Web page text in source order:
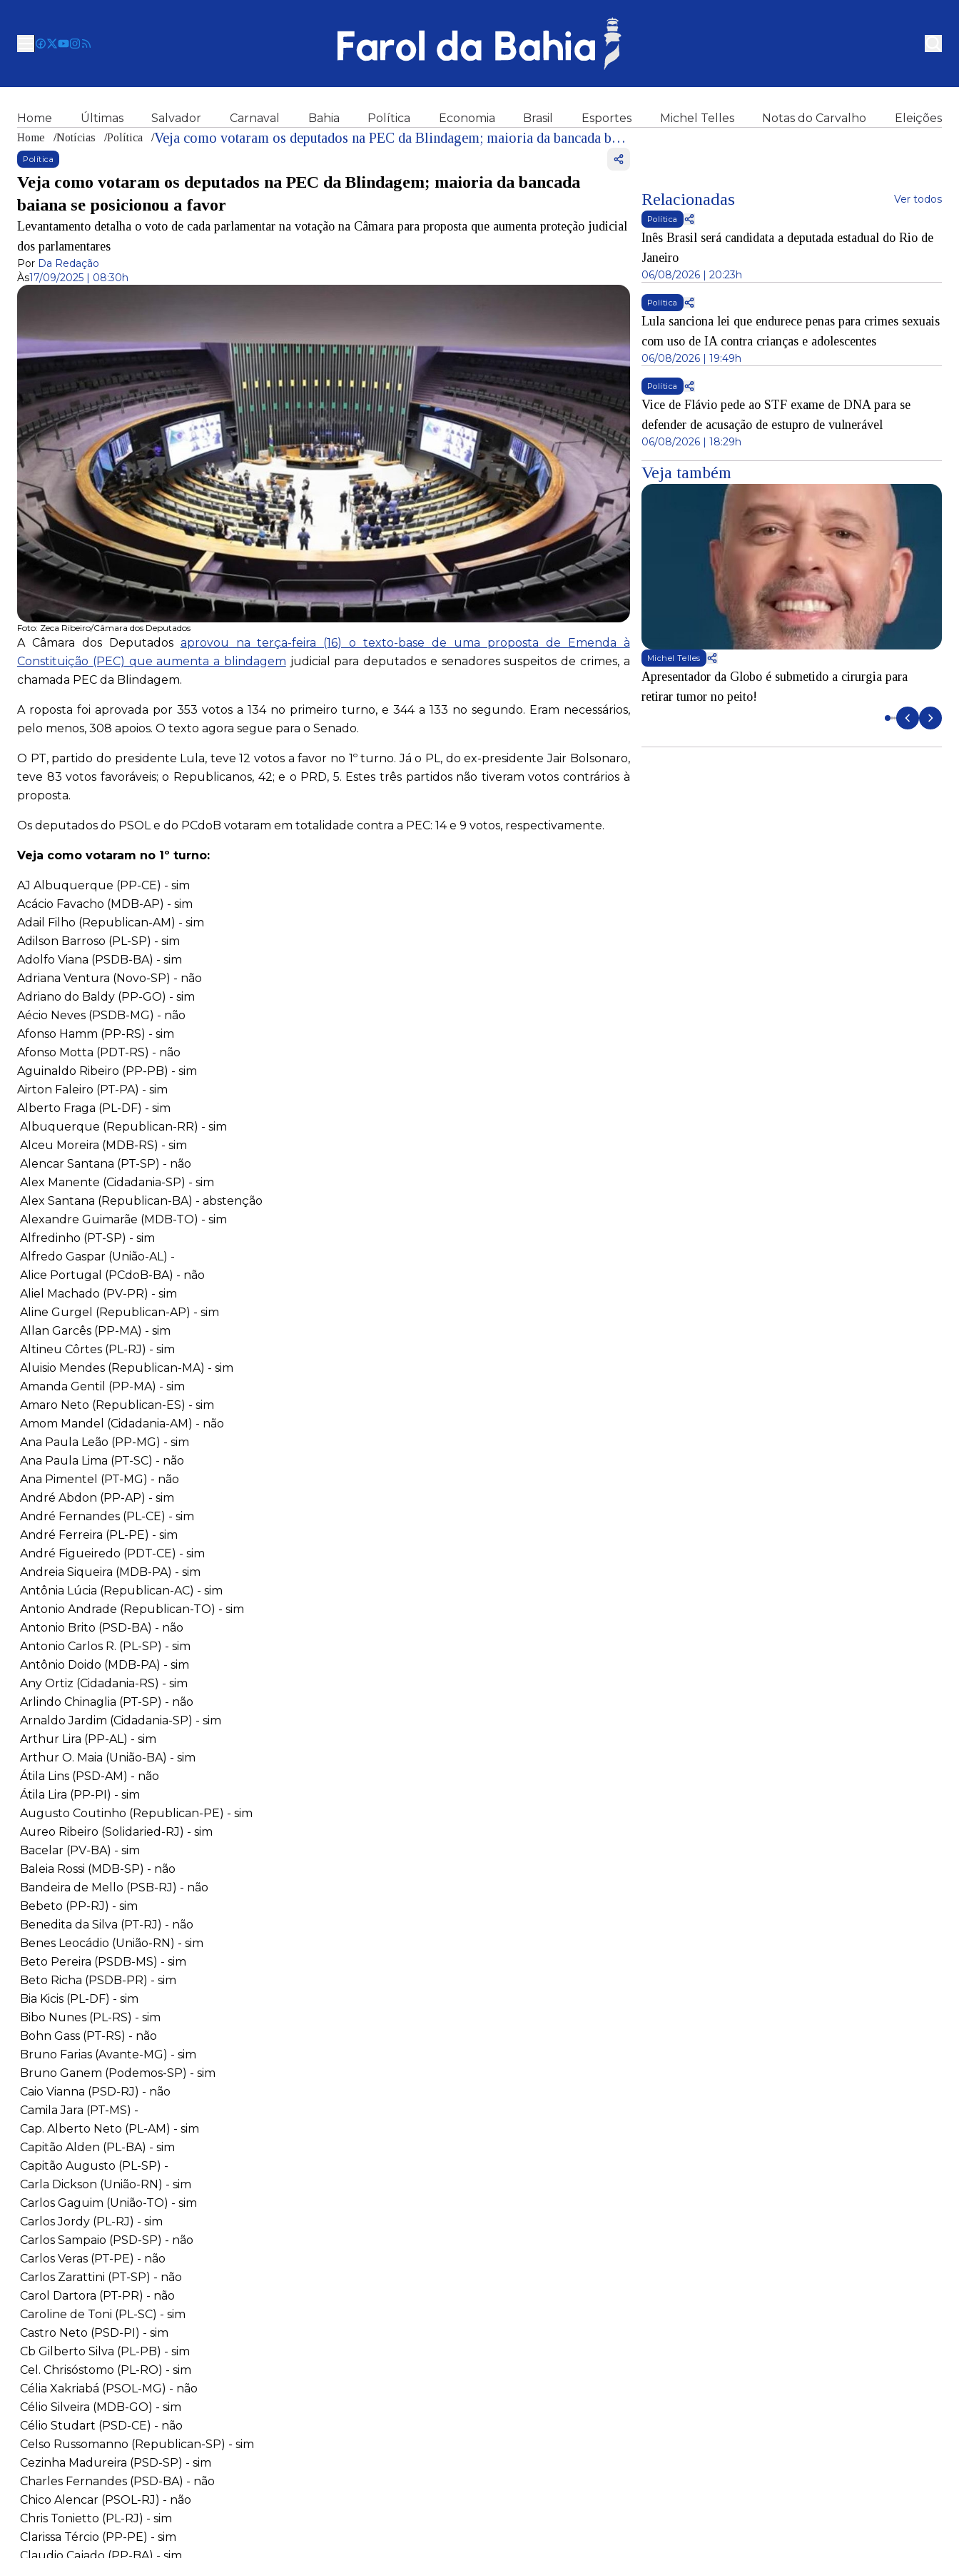
Home Últimas Salvador Carnaval Bahia Política Economia Brasil Esportes Michel Telles Notas do Carvalho Eleições
Home /Notícias /Política / Veja como votaram os deputados na PEC da Blindagem; maioria da bancada baiana se posicionou a favor
Política
Veja como votaram os deputados na PEC da Blindagem; maioria da bancada
baiana se posicionou a favor
Levantamento detalha o voto de cada parlamentar na votação na Câmara para proposta que aumenta proteção judicial
dos parlamentares
Por Da Redação
Às17/09/2025 | 08:30h
Foto: Zeca Ribeiro/Câmara dos Deputados
A Câmara dos Deputados aprovou na terça-feira (16) o texto-base de uma proposta de Emenda à
Constituição (PEC) que aumenta a blindagem judicial para deputados e senadores suspeitos de crimes, a
chamada PEC da Blindagem.
A roposta foi aprovada por 353 votos a 134 no primeiro turno, e 344 a 133 no segundo. Eram necessários,
pelo menos, 308 apoios. O texto agora segue para o Senado.
O PT, partido do presidente Lula, teve 12 votos a favor no 1º turno. Já o PL, do ex-presidente Jair Bolsonaro,
teve 83 votos favoráveis; o Republicanos, 42; e o PRD, 5. Estes três partidos não tiveram votos contrários à
proposta.
Os deputados do PSOL e do PCdoB votaram em totalidade contra a PEC: 14 e 9 votos, respectivamente.
Veja como votaram no 1º turno:
AJ Albuquerque (PP-CE) - sim
Acácio Favacho (MDB-AP) - sim
Adail Filho (Republican-AM) - sim
Adilson Barroso (PL-SP) - sim
Adolfo Viana (PSDB-BA) - sim
Adriana Ventura (Novo-SP) - não
Adriano do Baldy (PP-GO) - sim
Aécio Neves (PSDB-MG) - não
Afonso Hamm (PP-RS) - sim
Afonso Motta (PDT-RS) - não
Aguinaldo Ribeiro (PP-PB) - sim
Airton Faleiro (PT-PA) - sim
Alberto Fraga (PL-DF) - sim
Albuquerque (Republican-RR) - sim
Alceu Moreira (MDB-RS) - sim
Alencar Santana (PT-SP) - não
Alex Manente (Cidadania-SP) - sim
Alex Santana (Republican-BA) - abstenção
Alexandre Guimarãe (MDB-TO) - sim
Alfredinho (PT-SP) - sim
Alfredo Gaspar (União-AL) -
Alice Portugal (PCdoB-BA) - não
Aliel Machado (PV-PR) - sim
Aline Gurgel (Republican-AP) - sim
Allan Garcês (PP-MA) - sim
Altineu Côrtes (PL-RJ) - sim
Aluisio Mendes (Republican-MA) - sim
Amanda Gentil (PP-MA) - sim
Amaro Neto (Republican-ES) - sim
Amom Mandel (Cidadania-AM) - não
Ana Paula Leão (PP-MG) - sim
Ana Paula Lima (PT-SC) - não
Ana Pimentel (PT-MG) - não
André Abdon (PP-AP) - sim
André Fernandes (PL-CE) - sim
André Ferreira (PL-PE) - sim
André Figueiredo (PDT-CE) - sim
Andreia Siqueira (MDB-PA) - sim
Antônia Lúcia (Republican-AC) - sim
Antonio Andrade (Republican-TO) - sim
Antonio Brito (PSD-BA) - não
Antonio Carlos R. (PL-SP) - sim
Antônio Doido (MDB-PA) - sim
Any Ortiz (Cidadania-RS) - sim
Arlindo Chinaglia (PT-SP) - não
Arnaldo Jardim (Cidadania-SP) - sim
Arthur Lira (PP-AL) - sim
Arthur O. Maia (União-BA) - sim
Átila Lins (PSD-AM) - não
Átila Lira (PP-PI) - sim
Augusto Coutinho (Republican-PE) - sim
Aureo Ribeiro (Solidaried-RJ) - sim
Bacelar (PV-BA) - sim
Baleia Rossi (MDB-SP) - não
Bandeira de Mello (PSB-RJ) - não
Bebeto (PP-RJ) - sim
Benedita da Silva (PT-RJ) - não
Benes Leocádio (União-RN) - sim
Beto Pereira (PSDB-MS) - sim
Beto Richa (PSDB-PR) - sim
Bia Kicis (PL-DF) - sim
Bibo Nunes (PL-RS) - sim
Bohn Gass (PT-RS) - não
Bruno Farias (Avante-MG) - sim
Bruno Ganem (Podemos-SP) - sim
Caio Vianna (PSD-RJ) - não
Camila Jara (PT-MS) -
Cap. Alberto Neto (PL-AM) - sim
Capitão Alden (PL-BA) - sim
Capitão Augusto (PL-SP) -
Carla Dickson (União-RN) - sim
Carlos Gaguim (União-TO) - sim
Carlos Jordy (PL-RJ) - sim
Carlos Sampaio (PSD-SP) - não
Carlos Veras (PT-PE) - não
Carlos Zarattini (PT-SP) - não
Carol Dartora (PT-PR) - não
Caroline de Toni (PL-SC) - sim
Castro Neto (PSD-PI) - sim
Cb Gilberto Silva (PL-PB) - sim
Cel. Chrisóstomo (PL-RO) - sim
Célia Xakriabá (PSOL-MG) - não
Célio Silveira (MDB-GO) - sim
Célio Studart (PSD-CE) - não
Celso Russomanno (Republican-SP) - sim
Cezinha Madureira (PSD-SP) - sim
Charles Fernandes (PSD-BA) - não
Chico Alencar (PSOL-RJ) - não
Chris Tonietto (PL-RJ) - sim
Clarissa Tércio (PP-PE) - sim
Relacionadas Ver todos
Política
Inês Brasil será candidata a deputada estadual do Rio de
Janeiro
06/08/2026 | 20:23h
Política
Lula sanciona lei que endurece penas para crimes sexuais
com uso de IA contra crianças e adolescentes
06/08/2026 | 19:49h
Política
Vice de Flávio pede ao STF exame de DNA para se
defender de acusação de estupro de vulnerável
06/08/2026 | 18:29h
Veja também
Michel Telles
Apresentador da Globo é submetido a cirurgia para
retirar tumor no peito!